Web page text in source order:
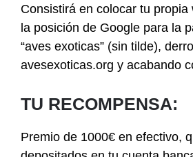
Consistirá en colocar tu propia
la posición de Google para la
“aves exoticas” (sin tilde),
avesexoticas.org y acabando
TU RECOMPENSA:
Premio de 1000€ en efectivo,